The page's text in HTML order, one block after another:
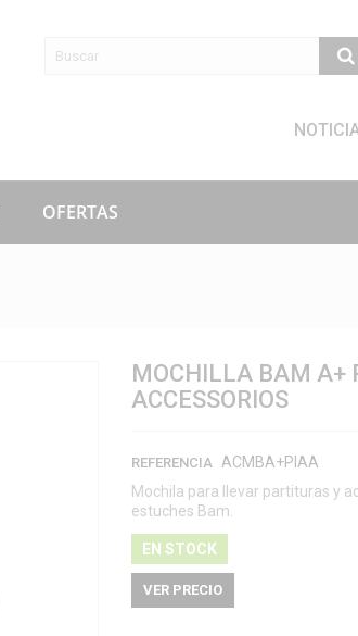
OFERTAS
MOCHILLA BAM A+
ACCESSORIOS
REFERENCIA ACMBA+PIAA
Mochila para llevar partituras y
estuches Bam.
EN STOCK
VER PRECIO